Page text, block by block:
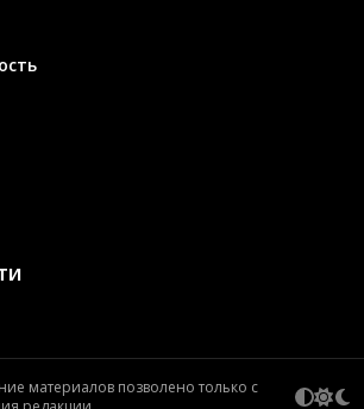
материалов позволено только с